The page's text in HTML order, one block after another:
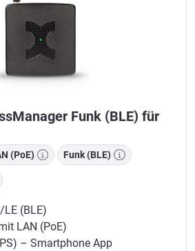
Funk (BLE) für
(PoE) Funk (BLE)
LE (BLE)
LAN (PoE)
– Smartphone App